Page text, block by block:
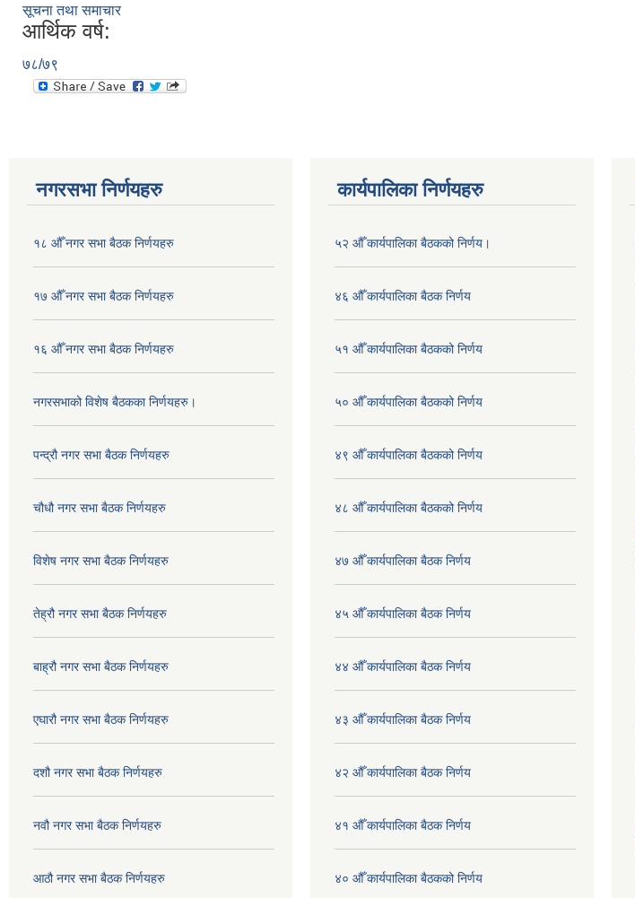
सूचना तथा समाचार
आर्थिक वर्ष:
७८/७९
नगरसभा निर्णयहरु
१८ औँ नगर सभा बैठक निर्णयहरु
१७ औँ नगर सभा बैठक निर्णयहरु
१६ औँ नगर सभा बैठक निर्णयहरु
नगरसभाको विशेष बैठकका निर्णयहरु।
पन्द्रौ नगर सभा बैठक निर्णयहरु
चौधौ नगर सभा बैठक निर्णयहरु
विशेष नगर सभा बैठक निर्णयहरु
तेह्रौ नगर सभा बैठक निर्णयहरु
बाह्रौ नगर सभा बैठक निर्णयहरु
एघारौ नगर सभा बैठक निर्णयहरु
दशौ नगर सभा बैठक निर्णयहरु
नवौ नगर सभा बैठक निर्णयहरु
आठौ नगर सभा बैठक निर्णयहरु
कार्यपालिका निर्णयहरु
५२ औँ कार्यपालिका बैठकको निर्णय।
४६ औँ कार्यपालिका बैठक निर्णय
५१ औँ कार्यपालिका बैठकको निर्णय
५० औँ कार्यपालिका बैठकको निर्णय
४९ औँ कार्यपालिका बैठकको निर्णय
४८ औँ कार्यपालिका बैठकको निर्णय
४७ औँ कार्यपालिका बैठक निर्णय
४५ औँ कार्यपालिका बैठक निर्णय
४४ औँ कार्यपालिका बैठक निर्णय
४३ औँ कार्यपालिका बैठक निर्णय
४२ औँ कार्यपालिका बैठक निर्णय
४१ औँ कार्यपालिका बैठक निर्णय
४० औँ कार्यपालिका बैठकको निर्णय